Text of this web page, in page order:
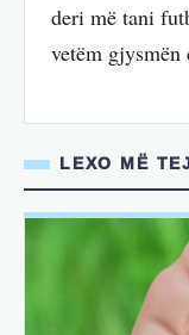
deri më tani
vetëm gjysmën
LEXO MË